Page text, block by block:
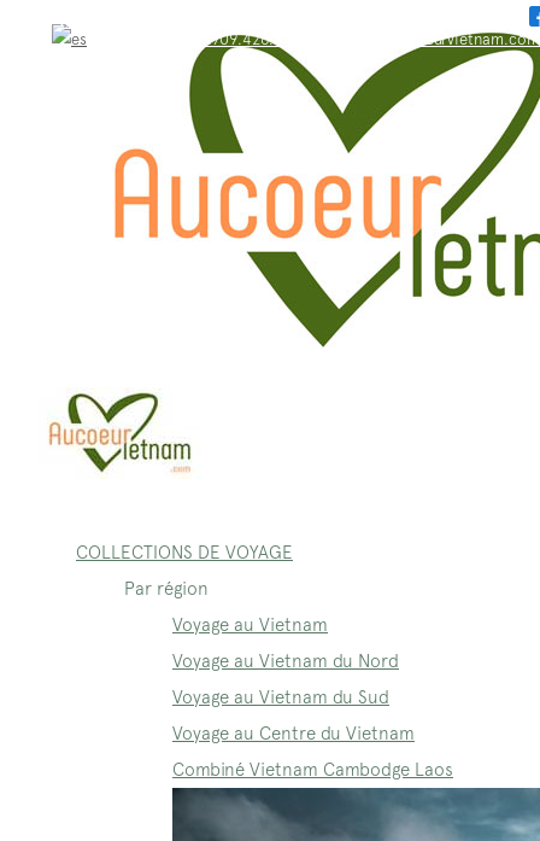
WhatsApp: +84.909.426.406 bonjour@aucoeurvietnam.com
COLLECTIONS DE VOYAGE
Par région
Voyage au Vietnam
Voyage au Vietnam du Nord
Voyage au Vietnam du Sud
Voyage au Centre du Vietnam
Combiné Vietnam Cambodge Laos
WhatsApp: +84.909.426.406